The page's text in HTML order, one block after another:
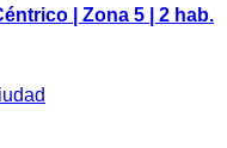
| Zona 5 | 2 hab.